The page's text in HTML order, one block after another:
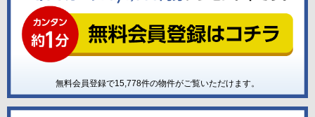
無料会員登録で15,778件の物件がご覧いただけます。